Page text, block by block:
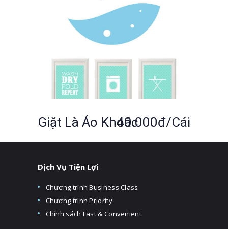
Giặt Là Áo Khoác40.000đ/cái
Dịch Vụ Tiện Lợi
Chương trình Business Class
Chương trình Priority
Chính sách Fast & Convenient